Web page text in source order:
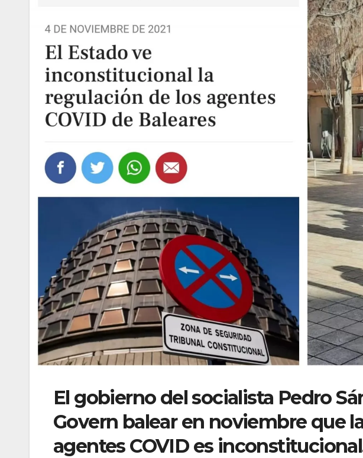
El gobierno del socialista Pedro
Govern balear en noviembre que
agentes COVID es